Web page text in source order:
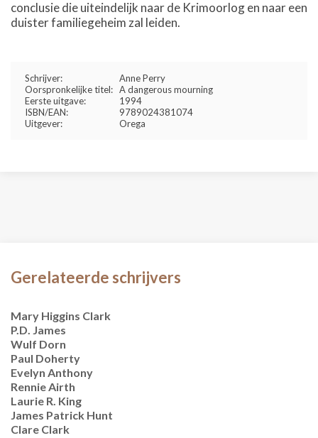
conclusie die uiteindelijk naar de Krimoorlog en naar een
duister familiegeheim zal leiden.
Schrijver:
Anne Perry
Oorspronkelijke titel: A dangerous mourning
Eerste uitgave:
1994
ISBN/EAN:
9789024381074
Uitgever:
Orega
Gerelateerde schrijvers
Mary Higgins Clark
P.D. James
Wulf Dorn
Paul Doherty
Evelyn Anthony
Rennie Airth
Laurie R. King
James Patrick Hunt
Clare Clark